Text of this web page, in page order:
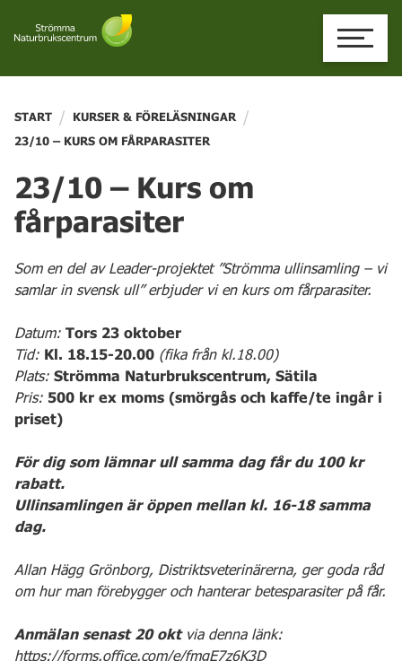
START / KURSER & FÖRELÄSNINGAR /
23/10 – KURS OM FÅRPARASITER
23/10 – Kurs om
fårparasiter
Som en del av Leader-projektet ”Strömma ullinsamling – vi
samlar in svensk ull” erbjuder vi en kurs om fårparasiter.
Datum: Tors 23 oktober
Tid: Kl. 18.15-20.00 (fika från kl.18.00)
Plats: Strömma Naturbrukscentrum, Sätila
Pris: 500 kr ex moms (smörgås och kaffe/te ingår i
priset)
För dig som lämnar ull samma dag får du 100 kr
rabatt.
Ullinsamlingen är öppen mellan kl. 16-18 samma
dag.
Allan Hägg Grönborg, Distriktsveterinärerna, ger goda råd
om hur man förebygger och hanterar betesparasiter på får.
Anmälan senast 20 oktvia denna länk:
https://forms.office.com/e/fmgE7z6K3D